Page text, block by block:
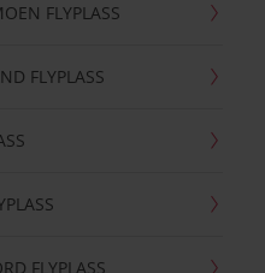
FLYPLASS
FLYPLASS
FLYPLASS